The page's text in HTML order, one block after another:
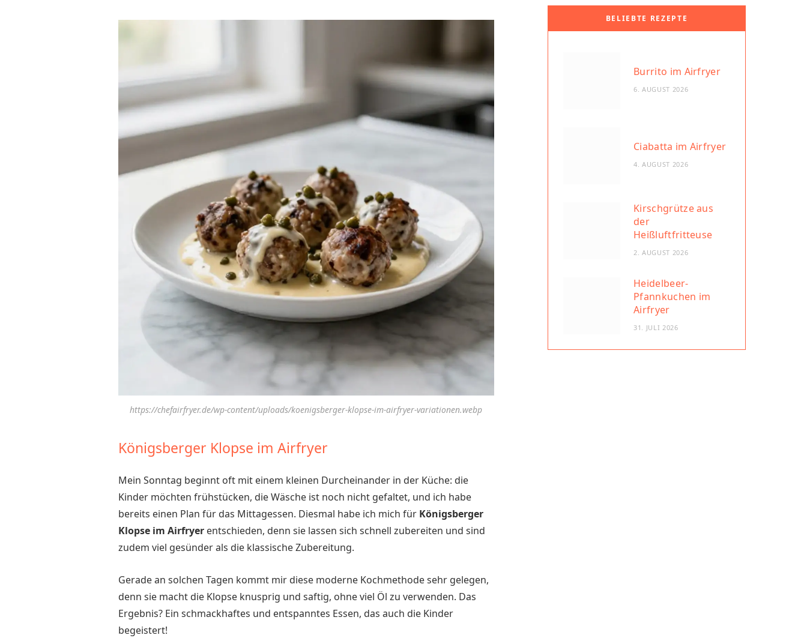
https://chefairfryer.de/wp-content/uploads/koenigsberger-klopse-im-airfryer-variationen.webp
Königsberger Klopse im Airfryer
Mein Sonntag beginnt oft mit einem kleinen Durcheinander in der Küche: die
Kinder möchten frühstücken, die Wäsche ist noch nicht gefaltet, und ich habe
bereits einen Plan für das Mittagessen. Diesmal habe ich mich für Königsberger
Klopse im Airfryerentschieden, denn sie lassen sich schnell zubereiten und sind
zudem viel gesünder als die klassische Zubereitung.
Gerade an solchen Tagen kommt mir diese moderne Kochmethode sehr gelegen,
denn sie macht die Klopse knusprig und saftig, ohne viel Öl zu verwenden. Das
Ergebnis? Ein schmackhaftes und entspanntes Essen, das auch die Kinder
begeistert!
BELIEBTE REZEPTE
Burrito im Airfryer
6. AUGUST 2026
Ciabatta im Airfryer
4. AUGUST 2026
Kirschgrütze aus
der
Heißluftfritteuse
2. AUGUST 2026
Heidelbeer-
Pfannkuchen im
Airfryer
31. JULI 2026